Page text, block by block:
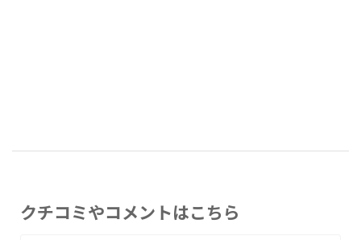
クチコミやコメントはこちら